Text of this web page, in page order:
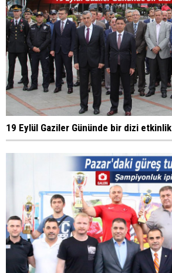
19 Eylül Gaziler Gününde bir dizi etkinlik